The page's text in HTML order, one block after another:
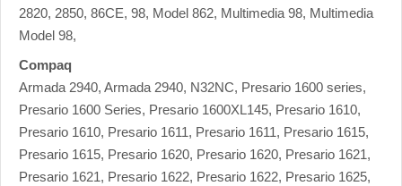
2820, 2850, 86CE, 98, Model 862, Multimedia 98, Multimedia
Model 98,
Compaq
Armada 2940, Armada 2940, N32NC, Presario 1600 series,
Presario 1600 Series, Presario 1600XL145, Presario 1610,
Presario 1610, Presario 1611, Presario 1611, Presario 1615,
Presario 1615, Presario 1620, Presario 1620, Presario 1621,
Presario 1621, Presario 1622, Presario 1622, Presario 1625,